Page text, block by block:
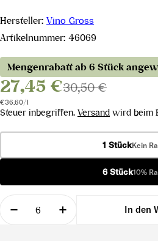
Hersteller: Vino Gross
Artikelnummer: 46069
Mengenrabatt ab 6 Stück
27,45 €30,50 €
Stückpreis
€36,60/pro
l
Steuer inbegriffen. Versand wird beim
1 StückKein
6 Stück10%
Menge
Menge für CollesMenge für Colles
In den